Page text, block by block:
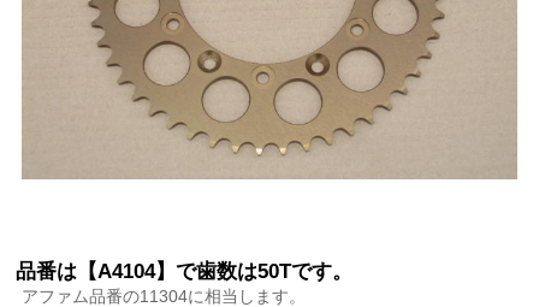
品番は【A4104】で歯数は50Tです。
アファム品番の11304に相当します。